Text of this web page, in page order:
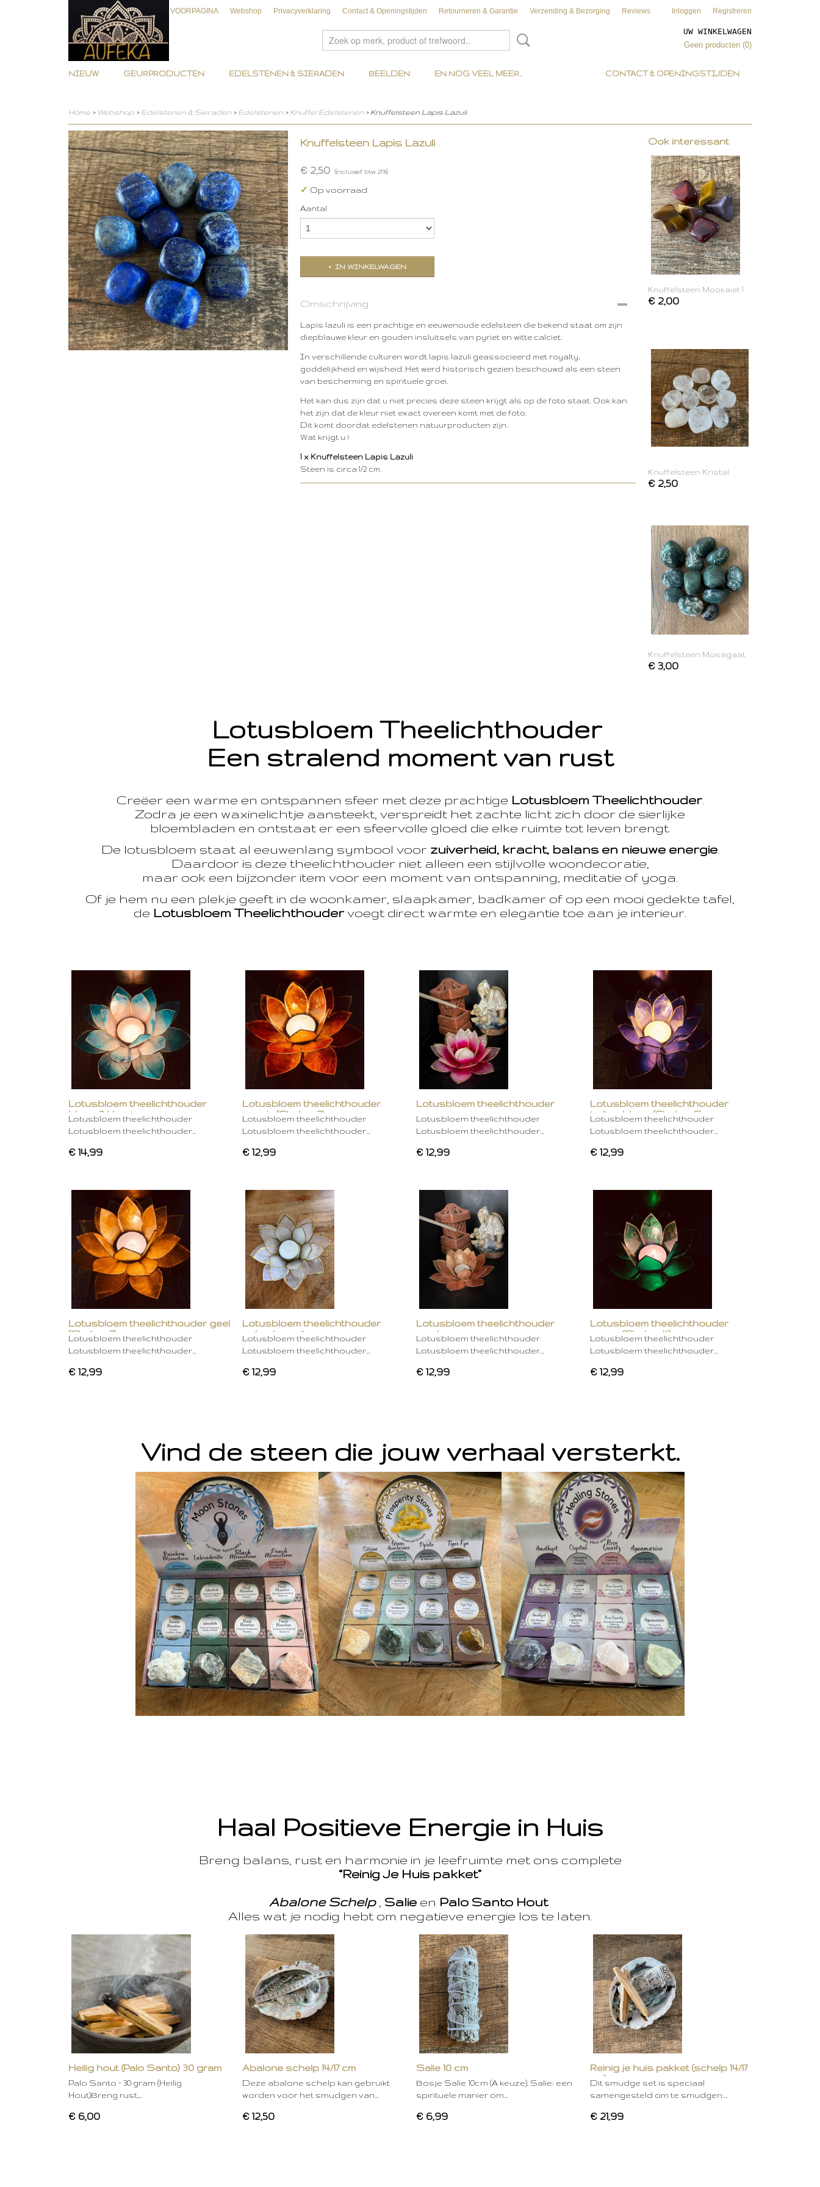
VOORPAGINA Webshop Privacyverklaring Contact & Openingstijden Retourneren & Garantie Verzending & Bezorging Reviews Inloggen Registreren
UW WINKELWAGEN
Geen producten (0)
CONTACT & OPENINGSTIJDEN
NIEUW GEURPRODUCTEN EDELSTENEN & SIERADEN BEELDEN EN NOG VEEL MEER..
Home > Webshop > Edelstenen & Sieraden > Edelstenen > Knuffel Edelstenen > Knuffelsteen Lapis Lazuli
Knuffelsteen Lapis Lazuli
€ 2,50 (inclusief btw 21%)
✓ Op voorraad
Aantal
IN WINKELWAGEN
Omschrijving
Lapis lazuli is een prachtige en eeuwenoude edelsteen die bekend staat om zijn
diepblauwe kleur en gouden insluitsels van pyriet en witte calciet.
In verschillende culturen wordt lapis lazuli geassocieerd met royalty,
goddelijkheid en wijsheid. Het werd historisch gezien beschouwd als een steen
van bescherming en spirituele groei.
Het kan dus zijn dat u niet precies deze steen krijgt als op de foto staat. Ook kan
het zijn dat de kleur niet exact overeen komt met de foto.
Dit komt doordat edelstenen natuurproducten zijn.
Wat krijgt u !
1 x Knuffelsteen Lapis Lazuli
Steen is circa 1/2 cm.
Ook interessant
Knuffelsteen Mookaiet 1
€ 2,00
Knuffelsteen Kristal
€ 2,50
Knuffelsteen Mosagaat
€ 3,00
Lotusbloem Theelichthouder
Een stralend moment van rust
Creëer een warme en ontspannen sfeer met deze prachtige Lotusbloem Theelichthouder.
Zodra je een waxinelichtje aansteekt, verspreidt het zachte licht zich door de sierlijke
bloembladen en ontstaat er een sfeervolle gloed die elke ruimte tot leven brengt.
De lotusbloem staat al eeuwenlang symbool voor zuiverheid, kracht, balans en nieuwe energie.
Daardoor is deze theelichthouder niet alleen een stijlvolle woondecoratie,
maar ook een bijzonder item voor een moment van ontspanning, meditatie of yoga.
Of je hem nu een plekje geeft in de woonkamer, slaapkamer, badkamer of op een mooi gedekte tafel,
de Lotusbloem Theelichthouder voegt direct warmte en elegantie toe aan je interieur.
Lotusbloem theelichthouder
blauw 2 kleurig
Lotusbloem theelichthouder
Lotusbloem theelichthouder…
€ 14,99
Lotusbloem theelichthouder
oranje (Chakra 2)
Lotusbloem theelichthouder
Lotusbloem theelichthouder…
€ 12,99
Lotusbloem theelichthouder
rose
Lotusbloem theelichthouder
Lotusbloem theelichthouder…
€ 12,99
Lotusbloem theelichthouder
indigo blauw (Chakra 6)
Lotusbloem theelichthouder
Lotusbloem theelichthouder…
€ 12,99
Lotusbloem theelichthouder geel
(Chakra 3)
Lotusbloem theelichthouder
Lotusbloem theelichthouder…
€ 12,99
Lotusbloem theelichthouder
gebroken wit
Lotusbloem theelichthouder
Lotusbloem theelichthouder…
€ 12,99
Lotusbloem theelichthouder
mocha
Lotusbloem theelichthouder
Lotusbloem theelichthouder…
€ 12,99
Lotusbloem theelichthouder
groen (Chakra 4)
Lotusbloem theelichthouder
Lotusbloem theelichthouder…
€ 12,99
Vind de steen die jouw verhaal versterkt.
Haal Positieve Energie in Huis
Breng balans, rust en harmonie in je leefruimte met ons complete
“Reinig Je Huis pakket”
Abalone Schelp, Salie en Palo Santo Hout
Alles wat je nodig hebt om negatieve energie los te laten.
Heilig hout (Palo Santo) 30 gram
Palo Santo – 30 gram (Heilig
Hout)Breng rust,…
€ 6,00
Abalone schelp 14/17 cm
Deze abalone schelp kan gebruikt
worden voor het smudgen van…
€ 12,50
Salie 10 cm
Bosje Salie 10cm (A keuze). Salie: een
spirituele manier om…
€ 6,99
Reinig je huis pakket (schelp 14/17
cm)
Dit smudge set is speciaal
samengesteld om te smudgen.…
€ 21,99